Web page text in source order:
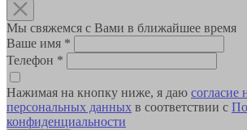
Мы свяжемся с Вами в ближайшее время
Ваше имя *
Телефон *
Нажимая на кнопку ниже, я даю согласие
персональных данных в соответствии с
конфиденциальности